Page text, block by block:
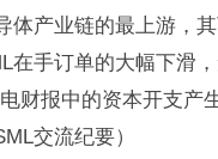
体产业链的最上游，
在手订单的大幅下滑
财报中的资本开支产
交流纪要）